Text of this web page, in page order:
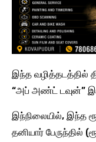
இந்த வழித்தடத்தில்
“அப் அண்ட் டவுன்”
இந்நிலையில், இந்த
தனியார் பேருந்தில்